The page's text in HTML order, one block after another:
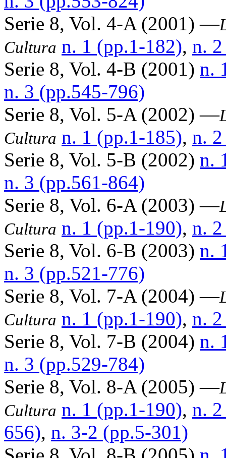
Serie 8, Vol. 4-A (2001) —
Cultura n. 1 (pp.1-182), n.
Serie 8, Vol. 4-B (2001) n.
n. 3 (pp.545-796)
Serie 8, Vol. 5-A (2002) —
Cultura n. 1 (pp.1-185), n.
Serie 8, Vol. 5-B (2002) n.
n. 3 (pp.561-864)
Serie 8, Vol. 6-A (2003) —
Cultura n. 1 (pp.1-190), n.
Serie 8, Vol. 6-B (2003) n.
n. 3 (pp.521-776)
Serie 8, Vol. 7-A (2004) —
Cultura n. 1 (pp.1-190), n.
Serie 8, Vol. 7-B (2004) n.
n. 3 (pp.529-784)
Serie 8, Vol. 8-A (2005) —
Cultura n. 1 (pp.1-190), n.
656), n. 3-2 (pp.5-301)